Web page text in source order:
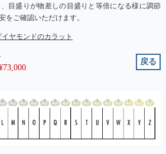
目盛りが物差しの目盛りと等倍になる様に調節
をご確認いただけます。
イヤモンドのカラット
73,000
戻る